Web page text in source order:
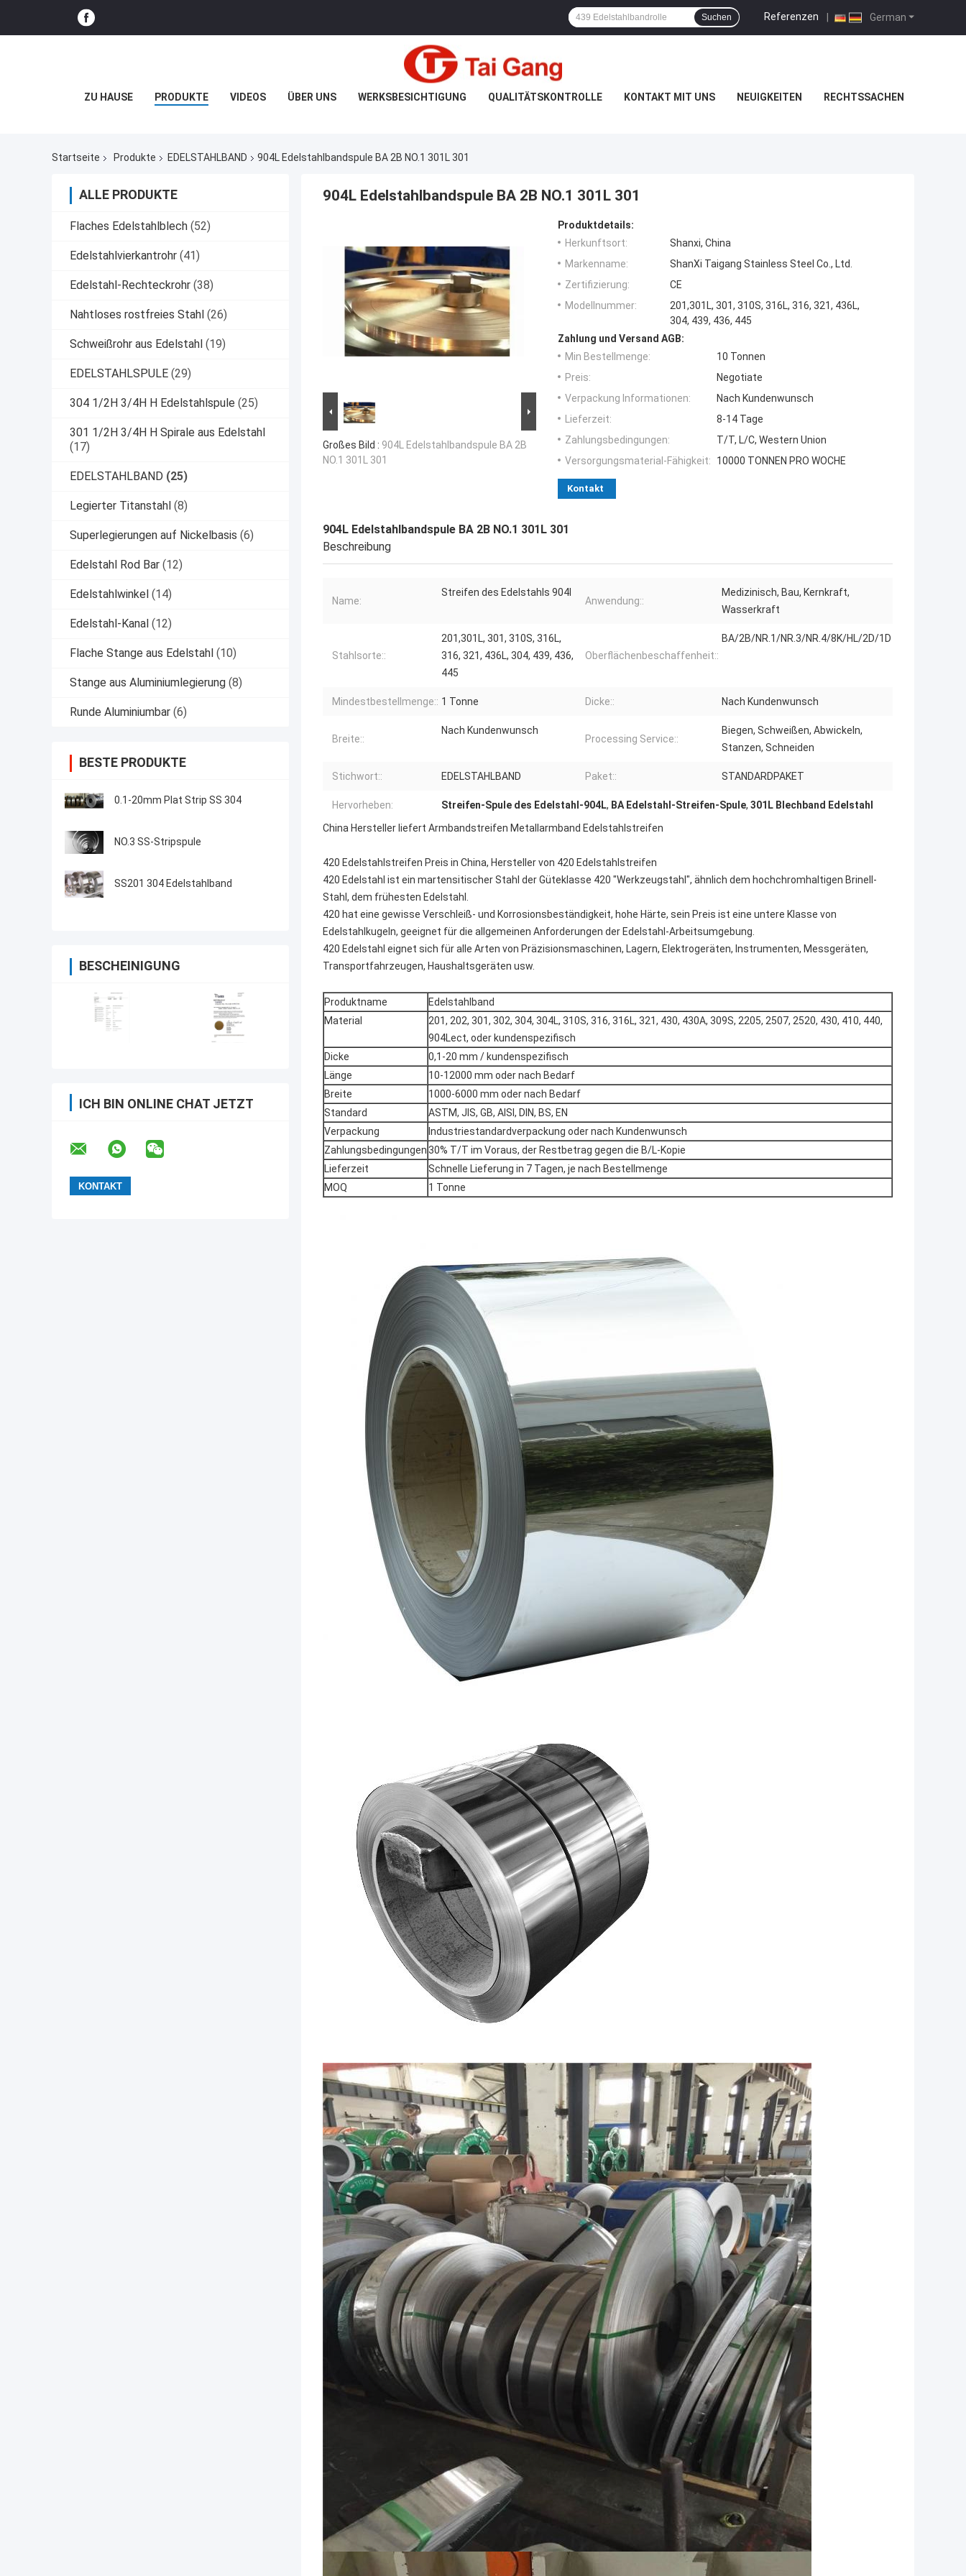
German
Referenzen |
Suchen
ZU HAUSE PRODUKTE VIDEOS ÜBER UNS WERKSBESICHTIGUNG QUALITÄTSKONTROLLE KONTAKT MIT UNS NEUIGKEITEN RECHTSSACHEN
Startseite Produkte EDELSTAHLBAND 904L Edelstahlbandspule BA 2B NO.1 301L 301
ALLE PRODUKTE
Flaches Edelstahlblech (52)
Edelstahlvierkantrohr (41)
Edelstahl-Rechteckrohr (38)
Nahtloses rostfreies Stahl (26)
Schweißrohr aus Edelstahl (19)
EDELSTAHLSPULE (29)
304 1/2H 3/4H H Edelstahlspule (25)
301 1/2H 3/4H H Spirale aus Edelstahl
(17)
EDELSTAHLBAND (25)
Legierter Titanstahl (8)
Superlegierungen auf Nickelbasis (6)
Edelstahl Rod Bar (12)
Edelstahlwinkel (14)
Edelstahl-Kanal (12)
Flache Stange aus Edelstahl (10)
Stange aus Aluminiumlegierung (8)
Runde Aluminiumbar (6)
BESTE PRODUKTE
0.1-20mm Plat Strip SS 304
NO.3 SS-Stripspule
SS201 304 Edelstahlband
BESCHEINIGUNG
ICH BIN ONLINE CHAT JETZT
904L Edelstahlbandspule BA 2B NO.1 301L 301
Großes Bild : 904L Edelstahlbandspule BA 2B
NO.1 301L 301
Produktdetails:
Herkunftsort:
Shanxi, China
Markenname:
ShanXi Taigang Stainless Steel Co., Ltd.
Zertifizierung:
CE
Modellnummer:
201,301L, 301, 310S, 316L, 316, 321, 436L,
304, 439, 436, 445
Zahlung und Versand AGB:
Min Bestellmenge:
10 Tonnen
Preis:
Negotiate
Verpackung Informationen:
Nach Kundenwunsch
Lieferzeit:
8-14 Tage
Zahlungsbedingungen:
T/T, L/C, Western Union
Versorgungsmaterial-Fähigkeit:
10000 TONNEN PRO WOCHE
Kontakt
904L Edelstahlbandspule BA 2B NO.1 301L 301
Beschreibung
Name:
Streifen des Edelstahls 904l
Anwendung::
Medizinisch, Bau, Kernkraft,
Wasserkraft
Stahlsorte::
201,301L, 301, 310S, 316L,
316, 321, 436L, 304, 439, 436,
445
Oberflächenbeschaffenheit::
BA/2B/NR.1/NR.3/NR.4/8K/HL/2D/1D
Mindestbestellmenge:: 1 Tonne Dicke:: Nach Kundenwunsch
Breite::
Nach Kundenwunsch
Processing Service::
Biegen, Schweißen, Abwickeln,
Stanzen, Schneiden
Stichwort:: EDELSTAHLBAND Paket:: STANDARDPAKET
Hervorheben: Streifen-Spule des Edelstahl-904L, BA Edelstahl-Streifen-Spule, 301L Blechband Edelstahl
China Hersteller liefert Armbandstreifen Metallarmband Edelstahlstreifen
420 Edelstahlstreifen Preis in China, Hersteller von 420 Edelstahlstreifen
420 Edelstahl ist ein martensitischer Stahl der Güteklasse 420 "Werkzeugstahl", ähnlich dem hochchromhaltigen Brinell-
Stahl, dem frühesten Edelstahl.
420 hat eine gewisse Verschleiß- und Korrosionsbeständigkeit, hohe Härte, sein Preis ist eine untere Klasse von
Edelstahlkugeln, geeignet für die allgemeinen Anforderungen der Edelstahl-Arbeitsumgebung.
420 Edelstahl eignet sich für alle Arten von Präzisionsmaschinen, Lagern, Elektrogeräten, Instrumenten, Messgeräten,
Transportfahrzeugen, Haushaltsgeräten usw.
Produktname
Edelstahlband
Material
201, 202, 301, 302, 304, 304L, 310S, 316, 316L, 321, 430, 430A, 309S, 2205, 2507, 2520, 430, 410, 440,
904Lect, oder kundenspezifisch
Dicke
0,1-20 mm / kundenspezifisch
Länge
10-12000 mm oder nach Bedarf
Breite
1000-6000 mm oder nach Bedarf
Standard
ASTM, JIS, GB, AISI, DIN, BS, EN
Verpackung
Industriestandardverpackung oder nach Kundenwunsch
Zahlungsbedingungen30% T/T im Voraus, der Restbetrag gegen die B/L-Kopie
Lieferzeit
Schnelle Lieferung in 7 Tagen, je nach Bestellmenge
MOQ
1 Tonne